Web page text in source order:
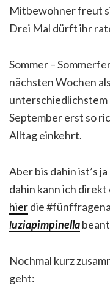
Mitbewohner freut
Drei Mal dürft ihr
Sommer –
nächsten Wochen
unterschiedlichstem
September erst so
Alltag einkehrt.
Aber bis dahin ist’s
dahin kann ich
hierdie
luziapimpinella
Nochmal kurz
geht: